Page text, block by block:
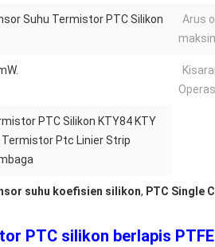
Suhu Termistor PTC Silikon
Arus
PTC Silikon KTY84 KTY
Termistor Ptc Linier Strip
suhu koefisien silikon, PTC Single
PTC silikon berlapis